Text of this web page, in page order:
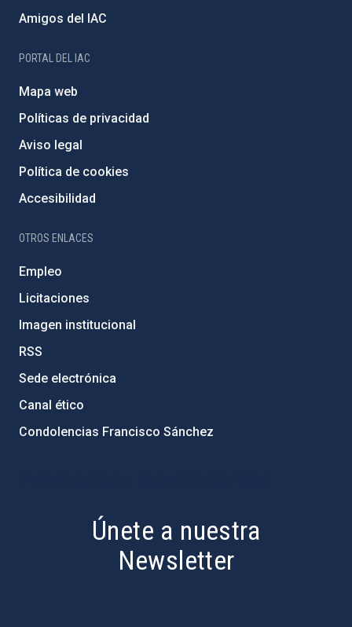
Amigos del IAC
PORTAL DEL IAC
Mapa web
Políticas de privacidad
Aviso legal
Política de cookies
Accesibilidad
OTROS ENLACES
Empleo
Licitaciones
Imagen institucional
RSS
Sede electrónica
Canal ético
Condolencias Francisco Sánchez
Únete a nuestra
Newsletter